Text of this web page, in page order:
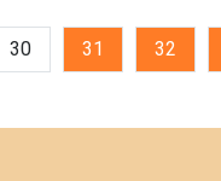
30 31 32